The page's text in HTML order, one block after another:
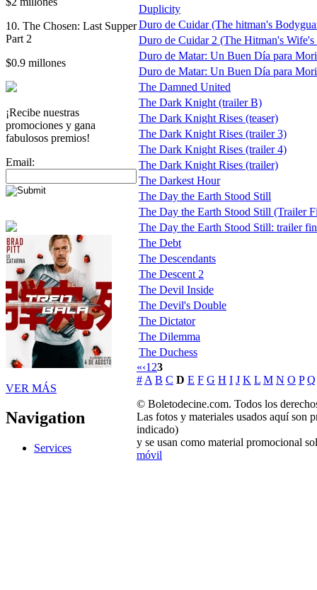
10. The Chosen: Last Supper
Part 2
$0.9 millones
¡Recibe nuestras
promociones y gana
fabulosos premios!
Email:
VER MÁS
Navigation
Services
Duplicity
Duro de Cuidar (The hitman's
Duro de Cuidar 2 (The Hitman's
Duro de Matar: Un Buen Día para
Duro de Matar: Un Buen Día para
The Damned United
The Dark Knight (trailer B)
The Dark Knight Rises (teaser)
The Dark Knight Rises (trailer 3)
The Dark Knight Rises (trailer 4)
The Dark Knight Rises (trailer)
The Darkest Hour
The Day the Earth Stood Still
The Day the Earth Stood Still (Trailer
The Day the Earth Stood Still: trailer
The Debt
The Descendants
The Descent 2
The Devil Inside
The Devil's Double
The Dictator
The Dilemma
The Duchess
«‹1 23
# A B C D E F G H I J K L M N O P Q
© Boletodecine.com. Todos los
Las fotos y materiales usados aquí son
indicado)
y se usan como material promocional
móvil